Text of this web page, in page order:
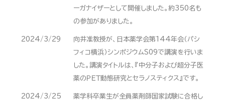
ーガナイザーとして開催しました。約350名も
の参加がありました。
2024/3/29
向井准教授が、日本薬学会第144年会（パシ
フィコ横浜）シンポジウムS09で講演を行いま
した。講演タイトルは、『中分子および超分子医
薬のＰＥＴ動態研究とセラノスティクス』です。
2024/3/25
薬学科卒業生が全員薬剤師国家試験に合格し